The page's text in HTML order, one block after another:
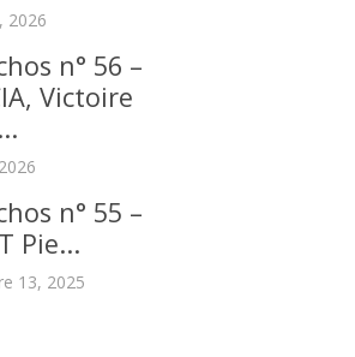
2026
n° 56 –
Victoire
n° 55 –
Pie...
13, 2025